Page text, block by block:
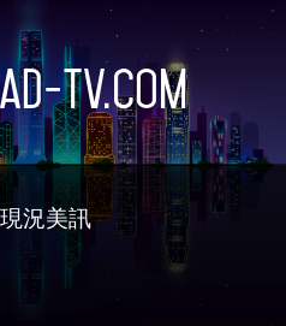
TV.com
現況美訊